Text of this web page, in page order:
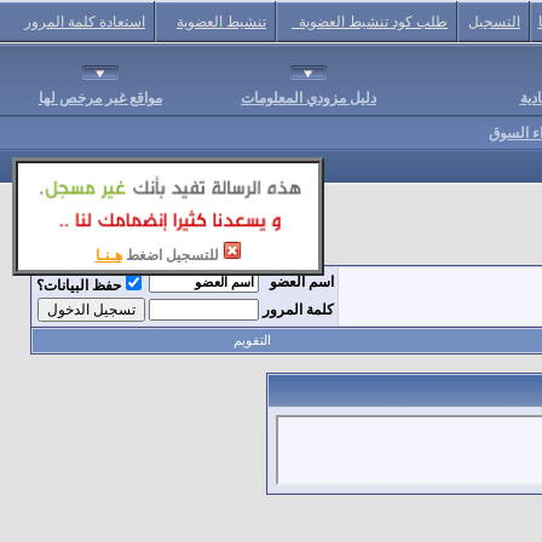
للتسجيل اضغط هـنـا
التسجيل طلب كود تنشيط العضوية تنشيط العضوية استعادة كلمة المرور
دليل مزودي المعلومات مواقع غير مرخص لها
السوق
اسم العضو
حفظ البيانات؟
كلمة المرور
التقويم